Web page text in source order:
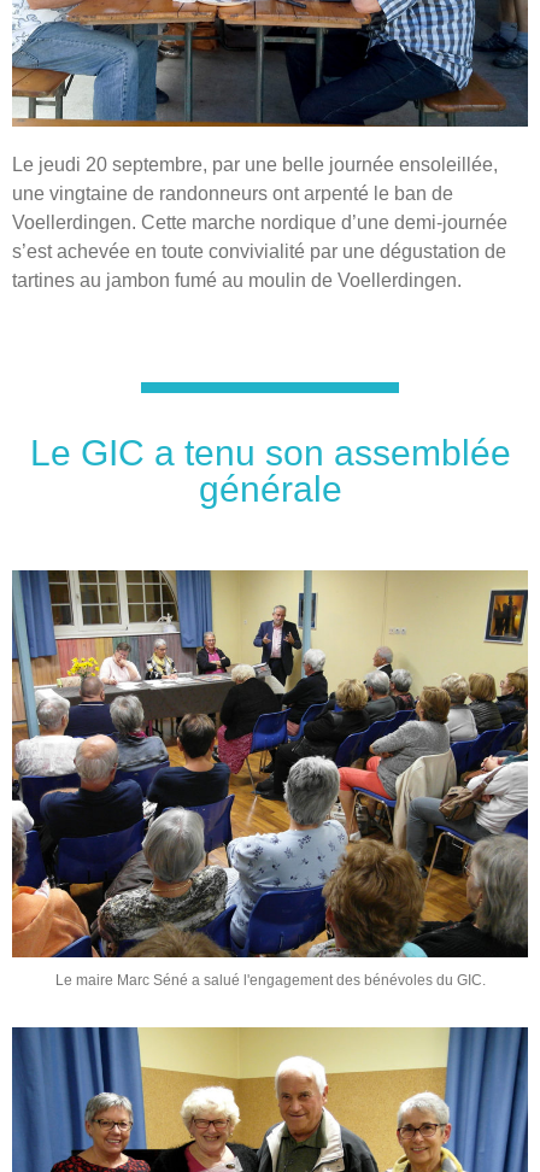
Le jeudi 20 septembre, par une belle journée ensoleillée,
une vingtaine de randonneurs ont arpenté le ban de
Voellerdingen. Cette marche nordique d’une demi-journée
s’est achevée en toute convivialité par une dégustation de
tartines au jambon fumé au moulin de Voellerdingen.
Le GIC a tenu son assemblée
générale
Le maire Marc Séné a salué l'engagement des bénévoles du GIC.